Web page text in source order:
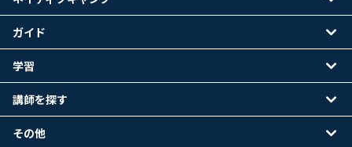
ガイド
学習
講師を探す
その他